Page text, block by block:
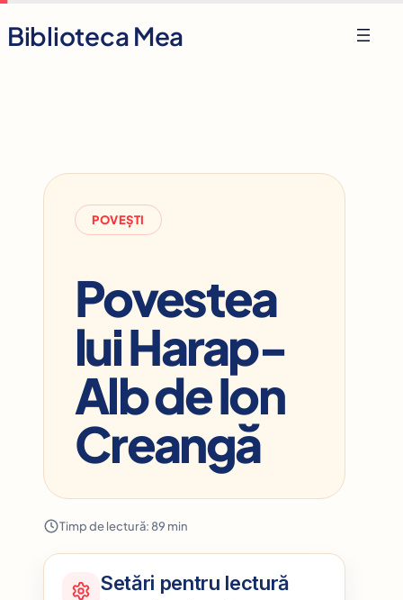
to
Biblioteca Mea
POVEȘTI
Povestea
lui Harap-
Alb de Ion
Creangă
Timp de lectură: 89 min
Setări pentru lectură